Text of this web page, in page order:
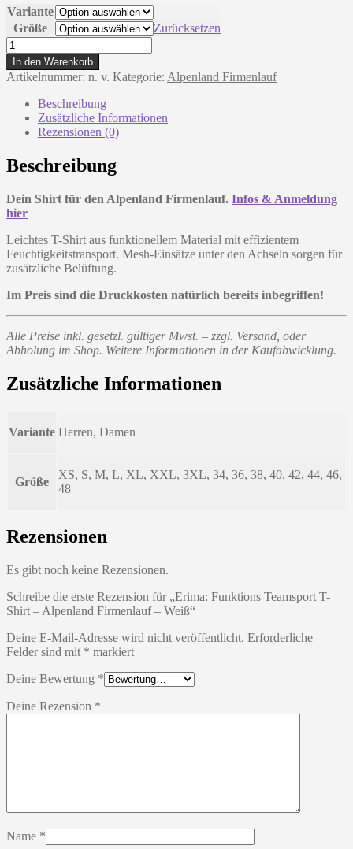
Variante
Größe
Zurücksetzen
Erima:
Funktions
Teamsport
T-
Shirt
Alpenland
Firmenlauf
-
Weiß
In den Warenkorb
Artikelnummer: n. v. Kategorie: Alpenland Firmenlauf
Beschreibung
Zusätzliche Informationen
Rezensionen (0)
Beschreibung
Dein Shirt für den Alpenland Firmenlauf. Infos & Anmeldung
hier
Leichtes T-Shirt aus funktionellem Material mit effizientem
Feuchtigkeitstransport. Mesh-Einsätze unter den Achseln sorgen für
zusätzliche Belüftung.
Im Preis sind die Druckkosten natürlich bereits inbegriffen!
Alle Preise inkl. gesetzl. gültiger Mwst. – zzgl. Versand, oder
Abholung im Shop. Weitere Informationen in der Kaufabwicklung.
Zusätzliche Informationen
Variante Herren, Damen
Größe
XS, S, M, L, XL, XXL, 3XL, 34, 36, 38, 40, 42, 44, 46,
48
Rezensionen
Es gibt noch keine Rezensionen.
Schreibe die erste Rezension für „Erima: Funktions Teamsport T-
Shirt – Alpenland Firmenlauf – Weiß“
Deine E-Mail-Adresse wird nicht veröffentlicht. Erforderliche
Felder sind mit * markiert
Deine Bewertung *
Deine Rezension *
Name *